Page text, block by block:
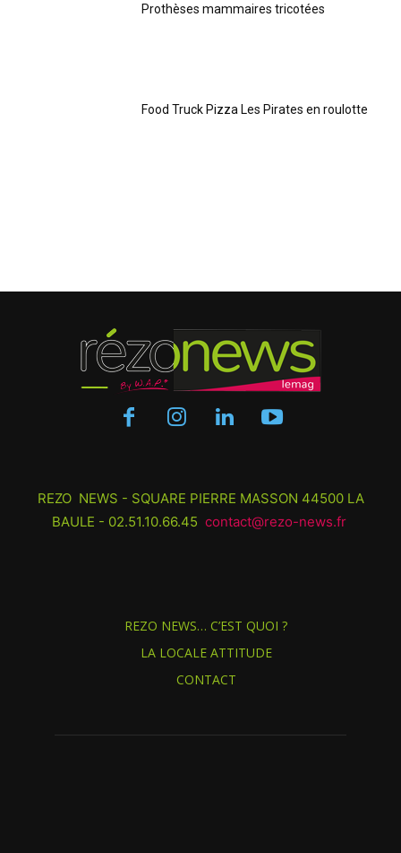
Prothèses mammaires tricotées
Food Truck Pizza Les Pirates en roulotte
REZO NEWS - SQUARE PIERRE MASSON 44500 LA
BAULE - 02.51.10.66.45 contact@rezo-news.fr
REZO NEWS… C’EST QUOI ?
LA LOCALE ATTITUDE
CONTACT